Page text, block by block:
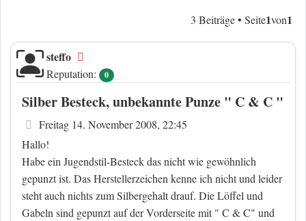
3 Beiträge • Seite1von1
steffo
Reputation: 0
Silber Besteck, unbekannte Punze " C & C "
Beitrag
Freitag 14. November 2008, 22:45
Hallo!
Habe ein Jugendstil-Besteck das nicht wie gewöhnlich
gepunzt ist. Das Herstellerzeichen kenne ich nicht und leider
steht auch nichts zum Silbergehalt drauf. Die Löffel und
Gabeln sind gepunzt auf der Vorderseite mit " C & C" und